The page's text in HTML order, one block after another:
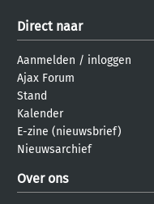
Direct naar
Aanmelden / inloggen
Ajax Forum
Stand
Kalender
E-zine (nieuwsbrief)
Nieuwsarchief
Over ons